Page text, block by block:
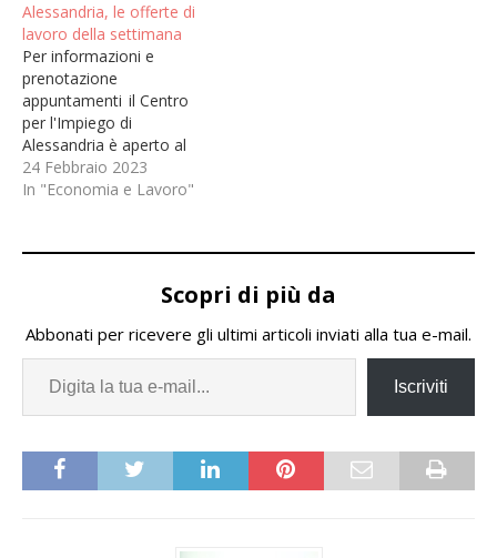
AlessandriaDescrizione:Ma
nsione: la persona si
occuperà di rasatura di
muri interni ed esterni e
posa di cappotto
termicoRequisiti: si
richiede esperienza nella
mansione,…
Alessandria, le offerte di
lavoro della settimana
Per informazioni e
prenotazione
appuntamenti il Centro
per l'Impiego di
Alessandria è aperto al
pubblico dal lunedì al
venerdì dalle 9.00 alle
telefonicamente al
iapiemontelavoro.it
Alessandria
(AL)Descrizione:Mansione:
scegliere e impastare gli
ingredienti, accendere i
24 Febbraio 2023
In "Economia e Lavoro"
Scopri di più da
Abbonati per ricevere gli ultimi articoli inviati alla tua e-mail.
Iscriviti